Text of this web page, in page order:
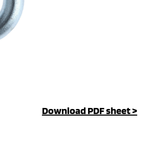
Download PDF sheet >